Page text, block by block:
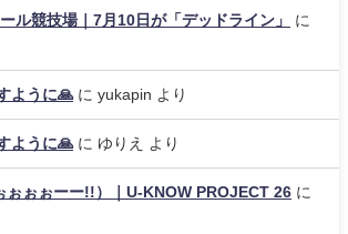
ル競技場｜7月10日が「デッドライン」
に
ように🙏 に yukapin より
ように🙏 に ゆりえ より
ぉぉぉーー!!）｜U-KNOW PROJECT 26 に